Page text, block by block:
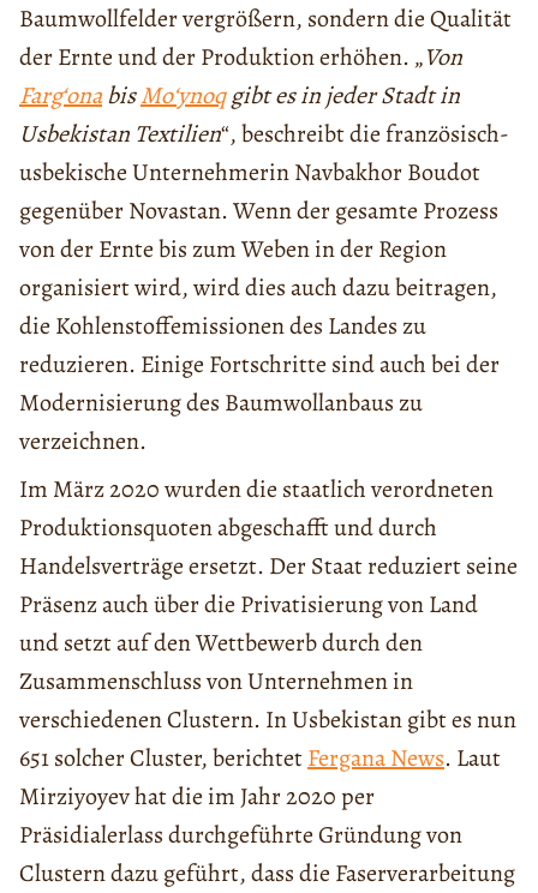
Baumwollfelder vergrößern, sondern die Qualität
der Ernte und der Produktion erhöhen. „Von
Farg‘onabisMoʻynoqgibt es in jeder Stadt in
Usbekistan Textilien“, beschreibt die französisch-
usbekische Unternehmerin Navbakhor Boudot
gegenüber Novastan. Wenn der gesamte Prozess
von der Ernte bis zum Weben in der Region
organisiert wird, wird dies auch dazu beitragen,
die Kohlenstoffemissionen des Landes zu
reduzieren. Einige Fortschritte sind auch bei der
Modernisierung des Baumwollanbaus zu
verzeichnen.
Im März 2020 wurden die staatlich verordneten
Produktionsquoten abgeschafft und durch
Handelsverträge ersetzt. Der Staat reduziert seine
Präsenz auch über die Privatisierung von Land
und setzt auf den Wettbewerb durch den
Zusammenschluss von Unternehmen in
verschiedenen Clustern. In Usbekistan gibt es nun
651 solcher Cluster, berichtetFergana News. Laut
Mirziyoyev hat die im Jahr 2020 per
Präsidialerlass durchgeführte Gründung von
Clustern dazu geführt, dass die Faserverarbeitung